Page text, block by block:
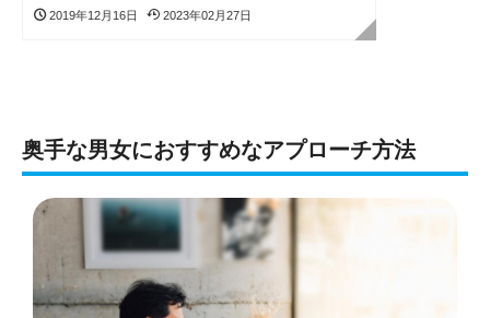
2019年12月16日 2023年02月27日
奥手な男女におすすめなアプローチ方法